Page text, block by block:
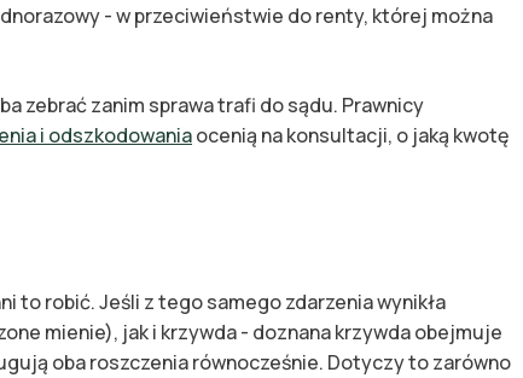
- w przeciwieństwie do renty, której można
zebrać zanim sprawa trafi do sądu. Prawnicy
i odszkodowaniaocenią na konsultacji, o jaką kwotę
to robić. Jeśli z tego samego zdarzenia wynikła
mienie), jak i krzywda - doznana krzywda obejmuje
oba roszczenia równocześnie. Dotyczy to zarówno